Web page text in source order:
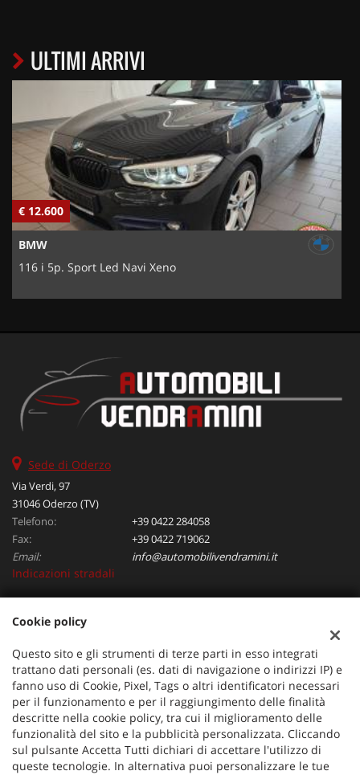
ULTIMI ARRIVI
€ 12.600
BMW
116 i 5p. Sport Led Navi Xeno
Sede di Oderzo
Via Verdi, 97
31046 Oderzo (TV)
Telefono:
+39 0422 284058
Fax:
+39 0422 719062
Email:
info@automobilivendramini.it
Indicazioni stradali
Dati fiscali:
Automobili Vendramini srl
Via Verdi, 97, Oderzo (TV)
C.F/P.IVA:04823130267
Registro delle imprese:TV
Cookie policy
Questo sito e gli strumenti di terze parti in esso integrati
trattano dati personali (es. dati di navigazione o indirizzi IP) e
fanno uso di Cookie, Pixel, Tags o altri identificatori necessari
per il funzionamento e per il raggiungimento delle finalità
descritte nella cookie policy, tra cui il miglioramento delle
funzionalità del sito e la pubblicità personalizzata. Cliccando
sul pulsante Accetta Tutti dichiari di accettare l'utilizzo di
queste tecnologie. In alternativa puoi personalizzare le tue